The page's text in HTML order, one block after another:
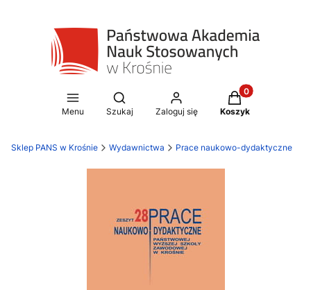
Menu
Otwórz wyszukiwarkę
Szukaj Zaloguj się
Produkty w
Koszyk
Sklep PANS w Krośnie Wydawnictwa Prace naukowo-dydaktyczne